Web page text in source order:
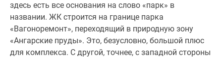
здесь есть все основания на слово «парк» в
названии. ЖК строится на границе парка
«Вагоноремонт», переходящий в природную зону
«Ангарские пруды». Это, безусловно, большой плюс
для комплекса. С другой, точнее, с западной стороны